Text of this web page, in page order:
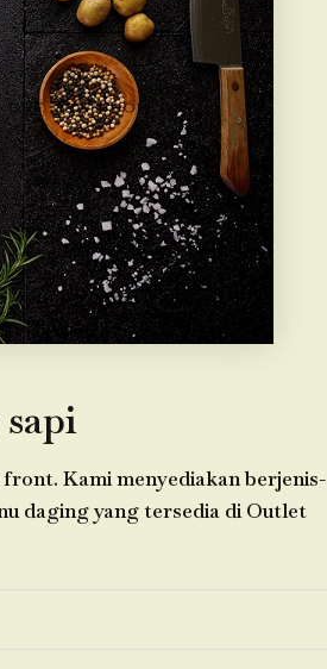
Kami menyediakan berjenis-
daging yang tersedia di Outlet